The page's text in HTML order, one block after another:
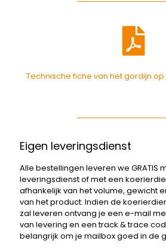
Technische fiche van het gordijn
Eigen leveringsdienst
Alle bestellingen leveren we GRATIS
leveringsdienst of met een
afhankelijk van het volume, gewicht
van het product. Indien de
zal leveren ontvang je een e-mail
van levering en een track & trace
belangrijk om je mailbox goed in de